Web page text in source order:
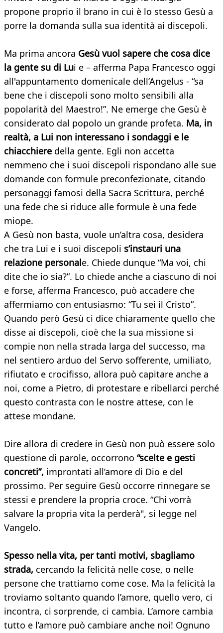
propone proprio il brano in cui è lo stesso Gesù a
porre la domanda sulla sua identità ai discepoli.
Ma prima ancora Gesù vuol sapere che cosa dice
la gente su di Lui e – afferma Papa Francesco oggi
all'appuntamento domenicale dell’Angelus - “sa
bene che i discepoli sono molto sensibili alla
popolarità del Maestro!”. Ne emerge che Gesù è
considerato dal popolo un grande profeta. Ma, in
realtà, a Lui non interessano i sondaggi e le
chiacchiere della gente. Egli non accetta
nemmeno che i suoi discepoli rispondano alle sue
domande con formule preconfezionate, citando
personaggi famosi della Sacra Scrittura, perché
una fede che si riduce alle formule è una fede
miope.
A Gesù non basta, vuole un’altra cosa, desidera
che tra Lui e i suoi discepoli s’instauri una
relazione personale. Chiede dunque “Ma voi, chi
dite che io sia?”. Lo chiede anche a ciascuno di noi
e forse, afferma Francesco, può accadere che
affermiamo con entusiasmo: “Tu sei il Cristo”.
Quando però Gesù ci dice chiaramente quello che
disse ai discepoli, cioè che la sua missione si
compie non nella strada larga del successo, ma
nel sentiero arduo del Servo sofferente, umiliato,
rifiutato e crocifisso, allora può capitare anche a
noi, come a Pietro, di protestare e ribellarci perché
questo contrasta con le nostre attese, con le
attese mondane.
Dire allora di credere in Gesù non può essere solo
questione di parole, occorrono “scelte e gesti
concreti”, improntati all’amore di Dio e del
prossimo. Per seguire Gesù occorre rinnegare se
stessi e prendere la propria croce. “Chi vorrà
salvare la propria vita la perderà", si legge nel
Vangelo.
Spesso nella vita, per tanti motivi, sbagliamo
strada, cercando la felicità nelle cose, o nelle
persone che trattiamo come cose. Ma la felicità la
troviamo soltanto quando l’amore, quello vero, ci
incontra, ci sorprende, ci cambia. L’amore cambia
tutto e l’amore può cambiare anche noi! Ognuno